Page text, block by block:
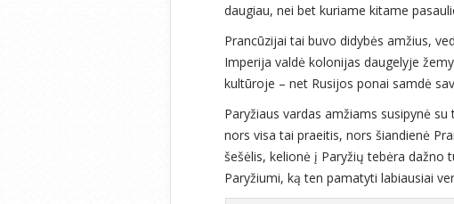
daugiau, nei bet kuriame kitame
Prancūzijai tai buvo didybės amžius,
Imperija valdė kolonijas daugelyje
kultūroje – net Rusijos ponai samdė
Paryžiaus vardas amžiams susipynė
nors visa tai praeitis, nors šiandienė
šešėlis, kelionė į Paryžių tebėra dažno
Paryžiumi, ką ten pamatyti labiausiai